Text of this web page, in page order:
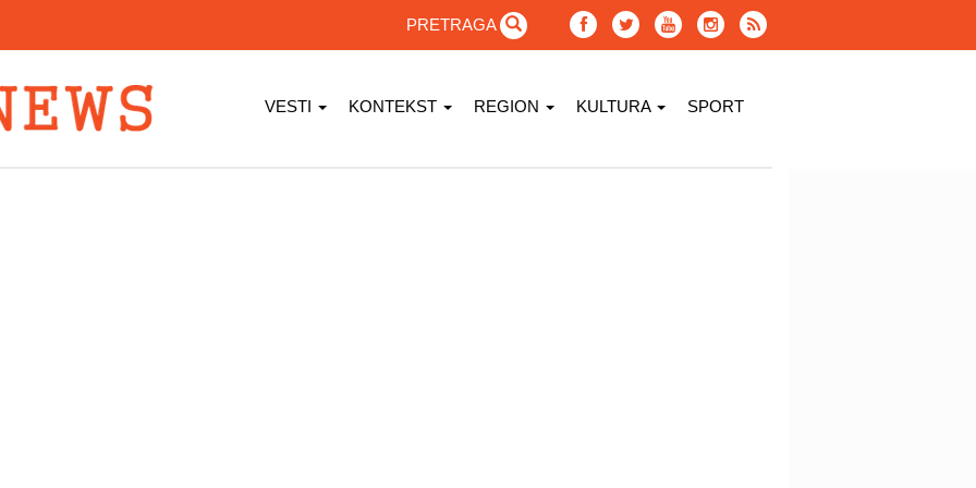
PRETRAGA
VESTI KONTEKST REGION KULTURA SPORT